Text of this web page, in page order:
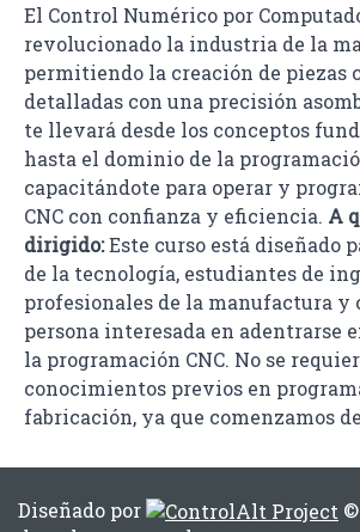
El Control Numérico por
revolucionado la industria de la
permitiendo la creación de piezas
detalladas con una precisión
te llevará desde los conceptos
hasta el dominio de la
capacitándote para operar y
CNC con confianza y eficiencia. A
dirigido:Este curso está diseñado
de la tecnología, estudiantes de
profesionales de la manufactura y
persona interesada en adentrarse
la programación CNC. No se
conocimientos previos en
fabricación, ya que comenzamos
Diseñado por
©